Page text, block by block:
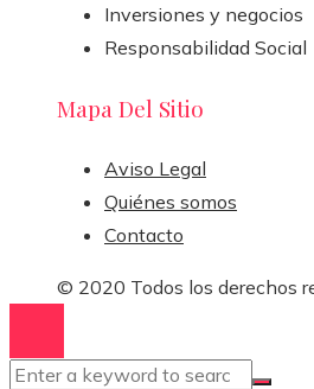
Inversiones y negocios
Responsabilidad Social
Mapa Del Sitio
Aviso Legal
Quiénes somos
Contacto
© 2020 Todos los derechos